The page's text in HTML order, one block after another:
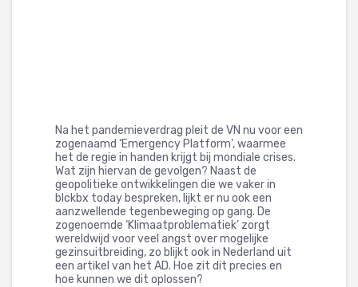
Na het pandemieverdrag pleit de VN nu voor een
zogenaamd ‘Emergency Platform’, waarmee
het de regie in handen krijgt bij mondiale crises.
Wat zijn hiervan de gevolgen? Naast de
geopolitieke ontwikkelingen die we vaker in
blckbx today bespreken, lijkt er nu ook een
aanzwellende tegenbeweging op gang. De
zogenoemde ‘Klimaatproblematiek’ zorgt
wereldwijd voor veel angst over mogelijke
gezinsuitbreiding, zo blijkt ook in Nederland uit
een artikel van het AD. Hoe zit dit precies en
hoe kunnen we dit oplossen?